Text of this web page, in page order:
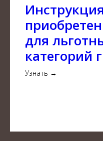
для
категорий
Узнать →